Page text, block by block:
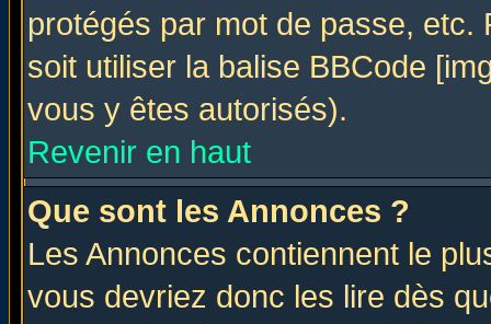
protégés par mot de passe,
soit utiliser la balise BBCode
vous y êtes autorisés).
Revenir en haut
Que sont les Annonces ?
Les Annonces contiennent le
vous devriez donc les lire dès